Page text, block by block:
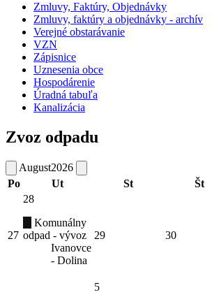
Zmluvy, Faktúry, Objednávky
Zmluvy, faktúry a objednávky - archív
Verejné obstarávanie
VZN
Zápisnice
Uznesenia obce
Hospodárenie
Úradná tabuľa
Kanalizácia
Zvoz odpadu
August2026
Po
Ut St Št
27
28
Komunálny
odpad - vývoz
Ivanovce
- Dolina
29 30
5